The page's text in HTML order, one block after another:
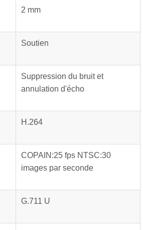
2 mm
Soutien
Suppression du bruit et
annulation d'écho
H.264
COPAIN:25 fps NTSC:30
images par seconde
G.711 U